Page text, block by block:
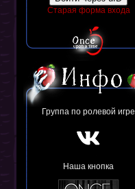
Старая форма входа
Группа по ролевой игре
Наша кнопка